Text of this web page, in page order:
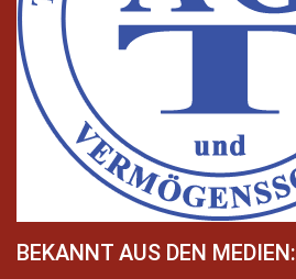
BEKANNT AUS DEN MEDIEN: